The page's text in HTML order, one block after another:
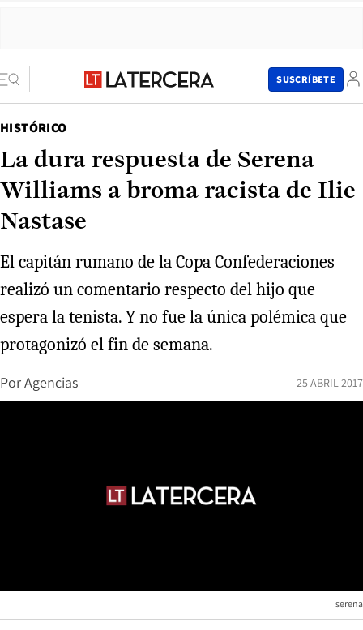
SUSCRÍBETE
HISTÓRICO
La dura respuesta de Serena
Williams a broma racista de Ilie
Nastase
El capitán rumano de la Copa Confederaciones
realizó un comentario respecto del hijo que
espera la tenista. Y no fue la única polémica que
protagonizó el fin de semana.
PorAgencias 25 ABRIL 2017
serena